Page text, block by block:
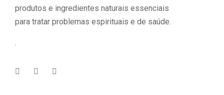
produtos e ingredientes naturais essenciais
para tratar problemas espirituais e de saúde.
.